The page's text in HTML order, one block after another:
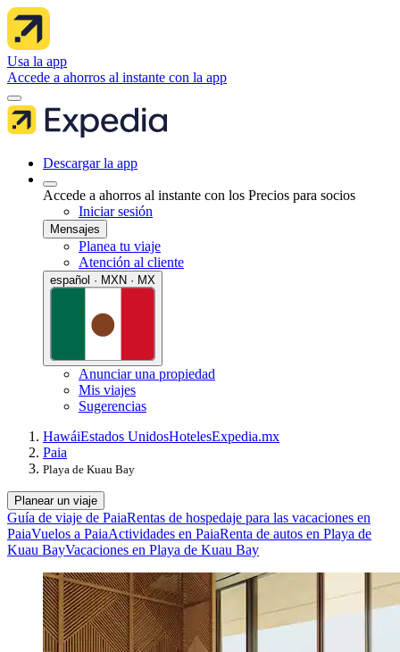
Usa la app
Accede a ahorros al instante con la app
Descargar la app
Accede a ahorros al instante con los Precios para socios
Iniciar sesión
Mensajes
Planea tu viaje
Atención al cliente
español · MXN · MX
Anunciar una propiedad
Mis viajes
Sugerencias
HawáiEstados UnidosHotelesExpedia.mx
Paia
Playa de Kuau Bay
Planear un viaje
Guía de viaje de PaiaRentas de hospedaje para las vacaciones en
PaiaVuelos a PaiaActividades en PaiaRenta de autos en Playa de
Kuau BayVacaciones en Playa de Kuau Bay